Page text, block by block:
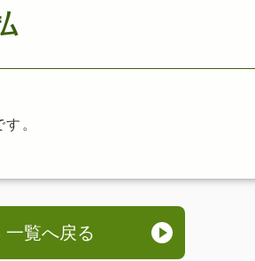
。
覧へ戻る